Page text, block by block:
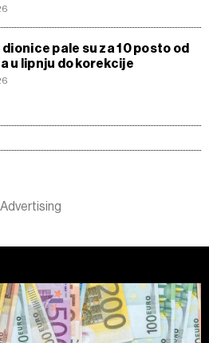
pale su za 10 posto od
u lipnju do korekcije